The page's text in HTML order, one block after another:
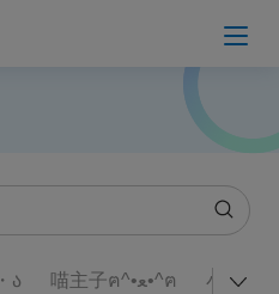
汪星人૮ ・ﻌ・ა 喵主子ฅ^•ﻌ•^ฅ 小猫巴